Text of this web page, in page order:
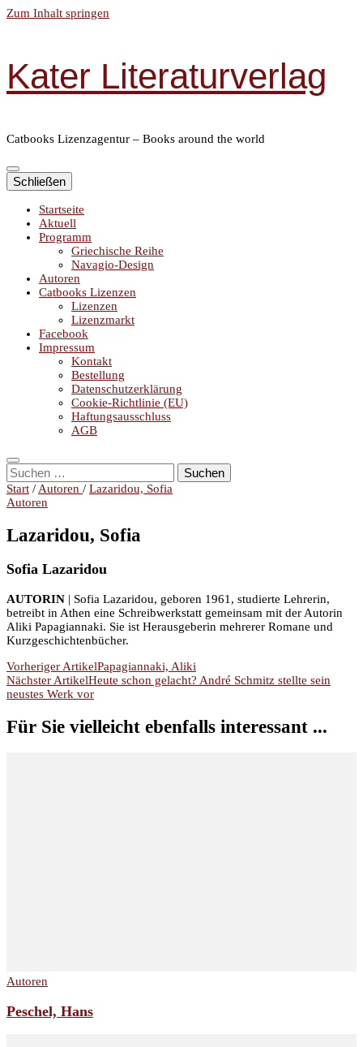
Zum Inhalt springen
Kater Literaturverlag
Catbooks Lizenzagentur – Books around the world
Schließen
Startseite
Aktuell
Programm
Griechische Reihe
Navagio-Design
Autoren
Catbooks Lizenzen
Lizenzen
Lizenzmarkt
Facebook
Impressum
Kontakt
Bestellung
Datenschutzerklärung
Cookie-Richtlinie (EU)
Haftungsausschluss
AGB
Suchen
nach:
Start / Autoren / Lazaridou, Sofia
Autoren
Lazaridou, Sofia
Sofia Lazaridou
AUTORIN | Sofia Lazaridou, geboren 1961, studierte Lehrerin,
betreibt in Athen eine Schreibwerkstatt gemeinsam mit der Autorin
Aliki Papagiannaki. Sie ist Herausgeberin mehrerer Romane und
Kurzgeschichtenbücher.
Beitragsnavigation
Vorheriger ArtikelPapagiannaki, Aliki
Nächster ArtikelHeute schon gelacht? André Schmitz stellte sein
neustes Werk vor
Für Sie vielleicht ebenfalls interessant ...
Autoren
Peschel, Hans